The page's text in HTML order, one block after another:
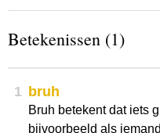
Betekenissen (1)
1 bruh
Bruh betekent dat iets
bijvoorbeeld als